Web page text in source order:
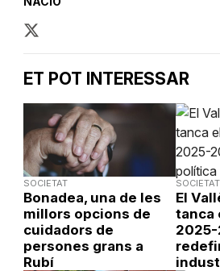
ET POT INTERESSAR
SOCIETAT
Bonadea, una de les
millors opcions de
cuidadors de
persones grans a
Rubí
SOCIETAT
El
tanca